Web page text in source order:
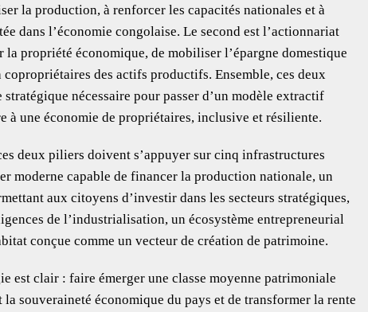
la production, à renforcer les capacités nationales et à
dans l’économie congolaise. Le second est l’actionnariat
propriété économique, de mobiliser l’épargne domestique
des actifs productifs. Ensemble, ces deux
nécessaire pour passer d’un modèle extractif
à une économie de propriétaires, inclusive et résiliente.
deux piliers doivent s’appuyer sur cinq infrastructures
moderne capable de financer la production nationale, un
aux citoyens d’investir dans les secteurs stratégiques,
de l’industrialisation, un écosystème entrepreneurial
conçue comme un vecteur de création de patrimoine.
est clair : faire émerger une classe moyenne patrimoniale
souveraineté économique du pays et de transformer la rente